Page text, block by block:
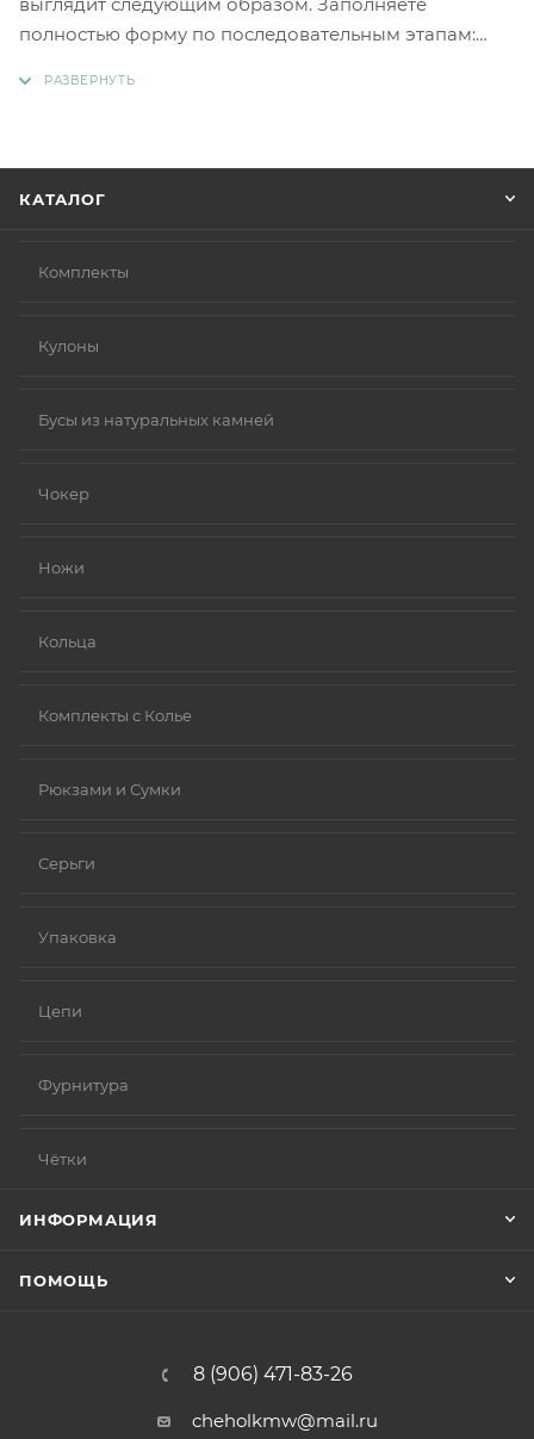
выглядит следующим образом. Заполняете
полностью форму по последовательным этапам:
КАТАЛОГ
Комплекты
Кулоны
Бусы из натуральных камней
Чокер
Ножи
Кольца
Комплекты с Колье
Рюкзами и Сумки
Серьги
Упаковка
Цепи
Фурнитура
Чётки
ИНФОРМАЦИЯ
ПОМОЩЬ
8 (906) 471-83-26
cheholkmw@mail.ru